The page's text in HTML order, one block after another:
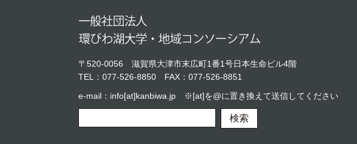
〒520-0056 滋賀県大津市末広町1番1号日本生命ビル4階
TEL： 077-526-8850 FAX：077-526-8851
e-mail：info[at]kanbiwa.jp ※[at]を@に置き換えて送信してください
検索